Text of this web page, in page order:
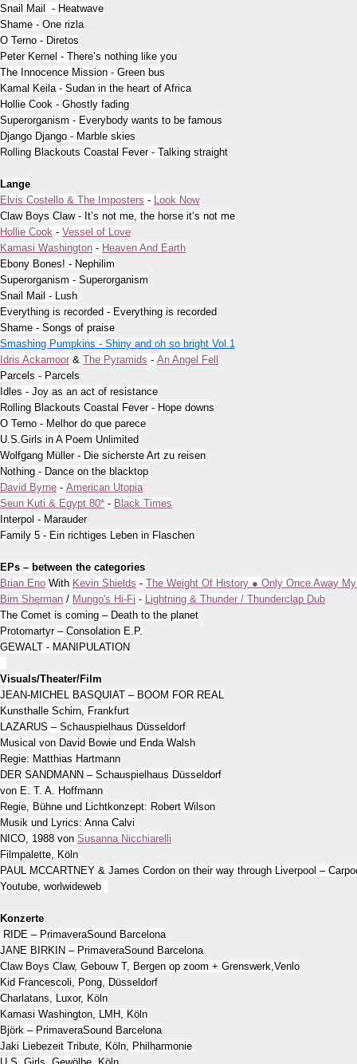
Snail Mail - Heatwave
Shame - One rizla
O Terno - Diretos
Peter Kernel - There’s nothing like you
The Innocence Mission - Green bus
Kamal Keila - Sudan in the heart of Africa
Hollie Cook - Ghostly fading
Superorganism - Everybody wants to be famous
Django Django - Marble skies
Rolling Blackouts Coastal Fever - Talking straight
Lange
Elvis Costello & The Imposters - Look Now
Claw Boys Claw - It’s not me, the horse it’s not me
Hollie Cook - Vessel of Love
Kamasi Washington - Heaven And Earth
Ebony Bones! - Nephilim
Superorganism - Superorganism
Snail Mail - Lush
Everything is recorded - Everything is recorded
Shame - Songs of praise
Smashing Pumpkins - Shiny and oh so bright Vol.1
Idris Ackamoor & The Pyramids - An Angel Fell
Parcels - Parcels
Idles - Joy as an act of resistance
Rolling Blackouts Coastal Fever - Hope downs
O Terno - Melhor do que parece
U.S.Girls in A Poem Unlimited
Wolfgang Müller - Die sicherste Art zu reisen
Nothing - Dance on the blacktop
David Byrne - American Utopia
Seun Kuti & Egypt 80* - Black Times
Interpol - Marauder
Family 5 - Ein richtiges Leben in Flaschen
EPs – between the categories
Brian Eno With Kevin Shields - The Weight Of History ● Only Once Away
Bim Sherman / Mungo's Hi-Fi - Lightning & Thunder / Thunderclap Dub
The Comet is coming – Death to the planet
Protomartyr – Consolation E.P.
GEWALT - MANIPULATION
Visuals/Theater/Film
JEAN-MICHEL BASQUIAT – BOOM FOR REAL
Kunsthalle Schirn, Frankfurt
LAZARUS – Schauspielhaus Düsseldorf
Musical von David Bowie und Enda Walsh
Regie: Matthias Hartmann
DER SANDMANN – Schauspielhaus Düsseldorf
von E. T. A. Hoffmann
Regie, Bühne und Lichtkonzept: Robert Wilson
Musik und Lyrics: Anna Calvi
NICO, 1988 von Susanna Nicchiarelli
Filmpalette, Köln
PAUL MCCARTNEY & James Cordon on their way through Liverpool –
Youtube, worlwideweb
Konzerte
RIDE – PrimaveraSound Barcelona
JANE BIRKIN – PrimaveraSound Barcelona
Claw Boys Claw, Gebouw T, Bergen op zoom + Grenswerk,Venlo
Kid Francescoli, Pong, Düsseldorf
Charlatans, Luxor, Köln
Kamasi Washington, LMH, Köln
Björk – PrimaveraSound Barcelona
Jaki Liebezeit Tribute, Köln, Philharmonie